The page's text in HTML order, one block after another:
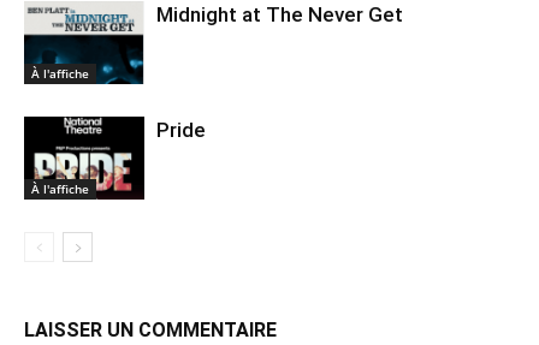
À l'affiche
Midnight at The Never Get
À l'affiche
Pride
LAISSER UN COMMENTAIRE